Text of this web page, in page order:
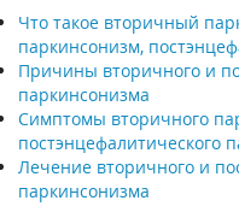
Что такое вторичный
паркинсонизм,
Причины вторичного и
паркинсонизма
Симптомы вторичного
постэнцефалитического
Лечение вторичного и
паркинсонизма